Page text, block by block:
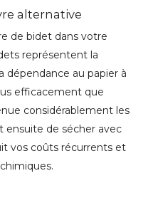
alternative
de bidet dans votre
représentent la
au papier à
efficacement que
considérablement les
ensuite de sécher avec
vos coûts récurrents et